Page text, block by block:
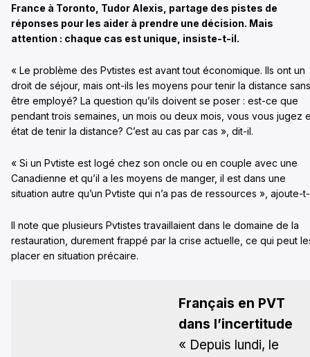
France à Toronto, Tudor Alexis, partage des pistes de
réponses pour les aider à prendre une décision. Mais
attention : chaque cas est unique, insiste-t-il.
« Le problème des Pvtistes est avant tout économique. Ils ont un
droit de séjour, mais ont-ils les moyens pour tenir la distance sans
être employé? La question qu’ils doivent se poser : est-ce que
pendant trois semaines, un mois ou deux mois, vous vous jugez
état de tenir la distance? C’est au cas par cas », dit-il.
« Si un Pvtiste est logé chez son oncle ou en couple avec une
Canadienne et qu’il a les moyens de manger, il est dans une
situation autre qu’un Pvtiste qui n’a pas de ressources », ajoute-
Il note que plusieurs Pvtistes travaillaient dans le domaine de la
restauration, durement frappé par la crise actuelle, ce qui peut
placer en situation précaire.
Français en PVT
dans l’incertitude
« Depuis lundi, le